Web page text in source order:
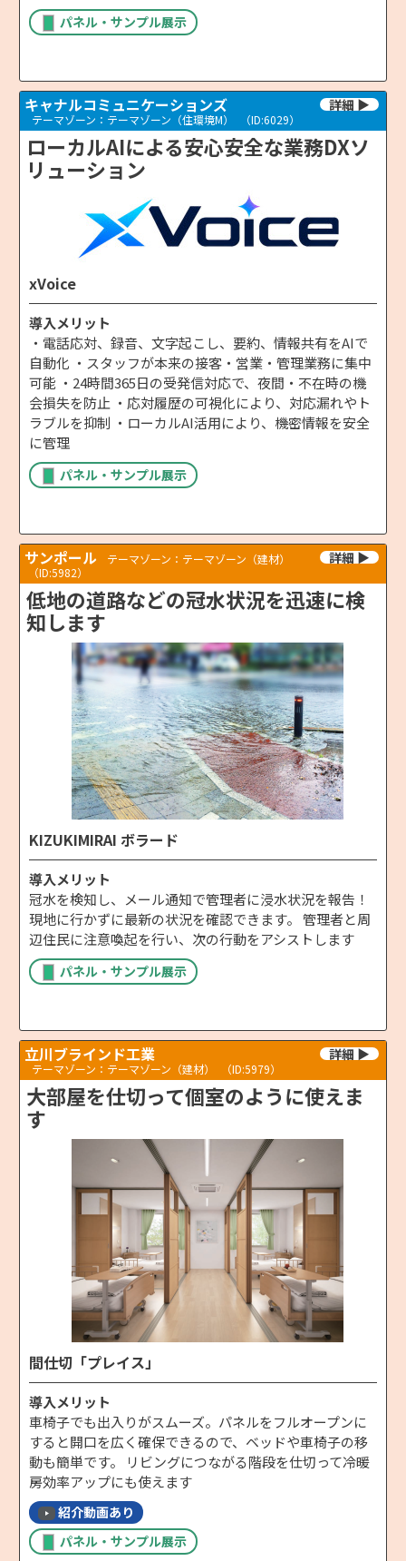
パネル・サンプル展示
キャナルコミュニケーションズ
テーマゾーン：テーマゾーン（住環境M） （ID:6029）
ローカルAIによる安心安全な業務DXソ
リューション
xVoice
導入メリット
・電話応対、録音、文字起こし、要約、情報共有をAIで
自動化 ・スタッフが本来の接客・営業・管理業務に集中
可能 ・24時間365日の受発信対応で、夜間・不在時の機
会損失を防止 ・応対履歴の可視化により、対応漏れやト
ラブルを抑制 ・ローカルAI活用により、機密情報を安全
に管理
パネル・サンプル展示
サンポール
テーマゾーン：テーマゾーン（建材）
（ID:5982）
低地の道路などの冠水状況を迅速に検
知します
KIZUKIMIRAI ボラード
導入メリット
冠水を検知し、メール通知で管理者に浸水状況を報告！
現地に行かずに最新の状況を確認できます。 管理者と周
辺住民に注意喚起を行い、次の行動をアシストします
パネル・サンプル展示
立川ブラインド工業
テーマゾーン：テーマゾーン（建材） （ID:5979）
大部屋を仕切って個室のように使えま
す
間仕切「プレイス」
導入メリット
車椅子でも出入りがスムーズ。パネルをフルオープンに
すると開口を広く確保できるので、ベッドや車椅子の移
動も簡単です。 リビングにつながる階段を仕切って冷暖
房効率アップにも使えます
紹介動画あり
パネル・サンプル展示